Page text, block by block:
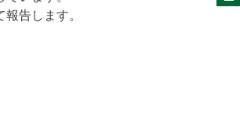
告します。